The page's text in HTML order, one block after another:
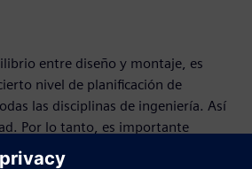
entre diseño y montaje, es
nivel de planificación de
las disciplinas de ingeniería. Así
Por lo tanto, es importante
los problemas mecánicos y